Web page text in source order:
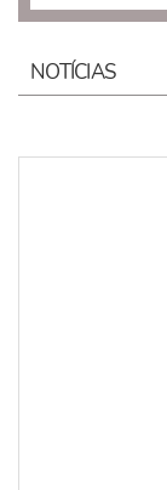
NOTÍCIAS